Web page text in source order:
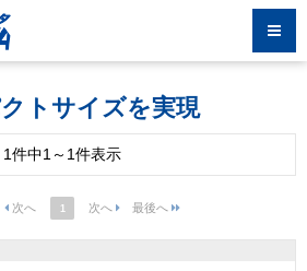
トサイズを実現
1件中1～1件表示
1